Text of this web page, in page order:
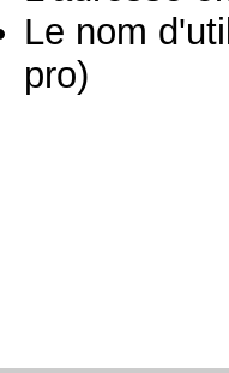
Le nom
pro)